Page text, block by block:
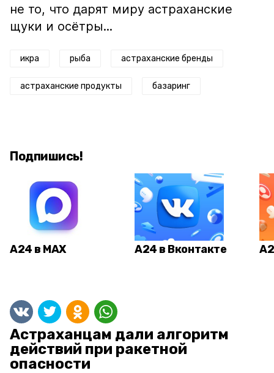
не то, что дарят миру астраханские
щуки и осётры...
икра рыба астраханские бренды
астраханские продукты базаринг
Подпишись!
А24 в MAX А24 в Вконтакте
Астраханцам дали алгоритм
действий при ракетной
опасности